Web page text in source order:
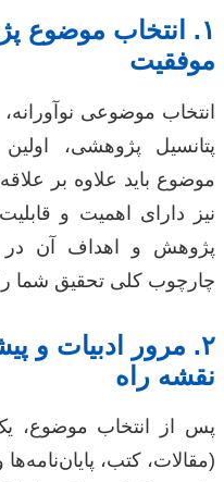
۱. انتخاب موضوع
موفقیت
انتخاب موضوعی
پتانسیل پژوهشی،
موضوع باید علاوه بر
نیز دارای اهمیت و
پژوهش و اهداف آن در
چارچوب کلی تحقیق شما
۲. مرور ادبیات و
نقشه راه
پس از انتخاب موضوع،
(مقالات، کتب،